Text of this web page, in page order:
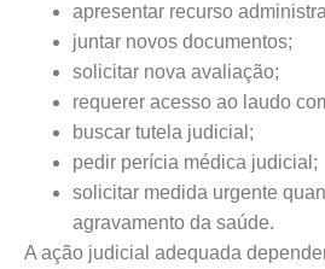
apresentar recurso
juntar novos documentos;
solicitar nova avaliação;
requerer acesso ao laudo
buscar tutela judicial;
pedir perícia médica judicial;
solicitar medida urgente
agravamento da saúde.
A ação judicial adequada